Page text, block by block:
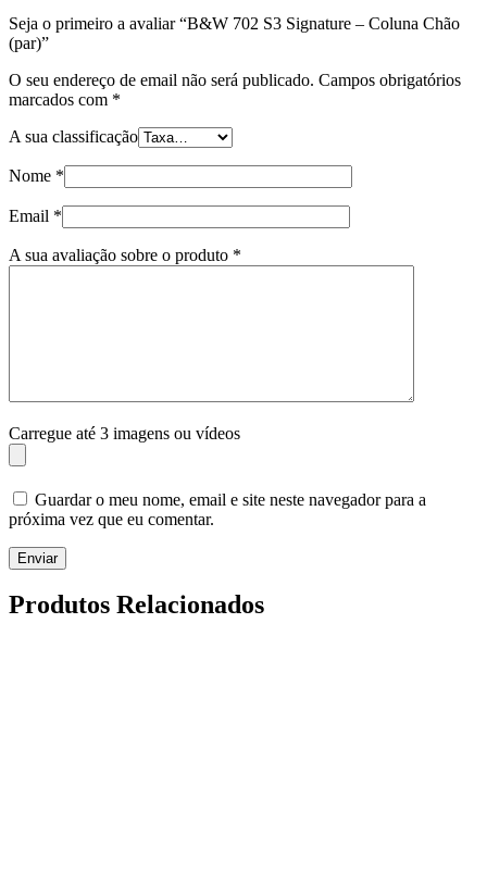
Seja o primeiro a avaliar “B&W 702 S3 Signature – Coluna Chão
(par)”
O seu endereço de email não será publicado. Campos obrigatórios
marcados com *
A sua classificação
Nome *
Email *
A sua avaliação sobre o produto *
Carregue até 3 imagens ou vídeos
Guardar o meu nome, email e site neste navegador para a
próxima vez que eu comentar.
Enviar
Produtos Relacionados